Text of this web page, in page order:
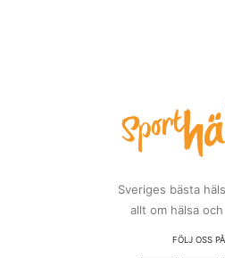
Sveriges bästa
allt om hälsa
FÖLJ OSS